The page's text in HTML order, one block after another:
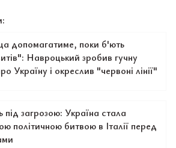
допомагатиме, поки б'ють
Навроцький зробив гучну
Україну і окреслив "червоні лінії"
під загрозою: Україна стала
політичною битвою в Італії перед